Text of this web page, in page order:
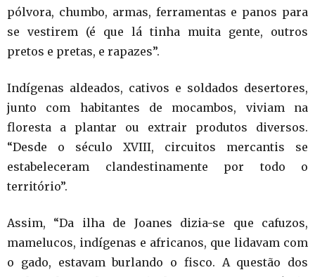
pólvora, chumbo, armas, ferramentas e panos para
se vestirem (é que lá tinha muita gente, outros
pretos e pretas, e rapazes”.
Indígenas aldeados, cativos e soldados desertores,
junto com habitantes de mocambos, viviam na
floresta a plantar ou extrair produtos diversos.
“Desde o século XVIII, circuitos mercantis se
estabeleceram clandestinamente por todo o
território”.
Assim, “Da ilha de Joanes dizia-se que cafuzos,
mamelucos, indígenas e africanos, que lidavam com
o gado, estavam burlando o fisco. A questão dos